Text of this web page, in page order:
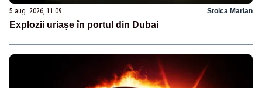
5 aug. 2026, 11:09 Stoica Marian
Explozii uriașe în portul din Dubai